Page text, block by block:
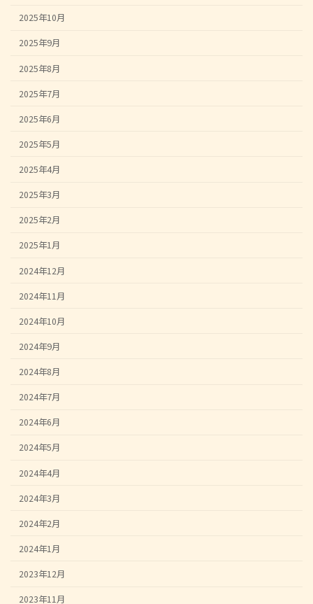
2025年10月
2025年9月
2025年8月
2025年7月
2025年6月
2025年5月
2025年4月
2025年3月
2025年2月
2025年1月
2024年12月
2024年11月
2024年10月
2024年9月
2024年8月
2024年7月
2024年6月
2024年5月
2024年4月
2024年3月
2024年2月
2024年1月
2023年12月
2023年11月